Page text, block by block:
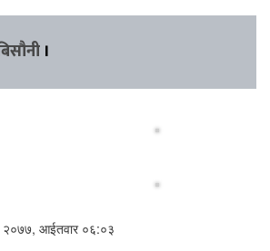
।
२०७७, आईतवार ०६:०३